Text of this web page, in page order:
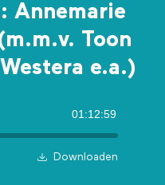
Annemarie
Toon
e.a.)
01:12:59
Downloaden